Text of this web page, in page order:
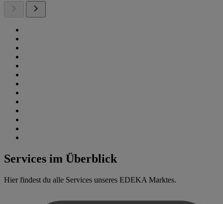
Services im Überblick
Hier findest du alle Services unseres EDEKA Marktes.